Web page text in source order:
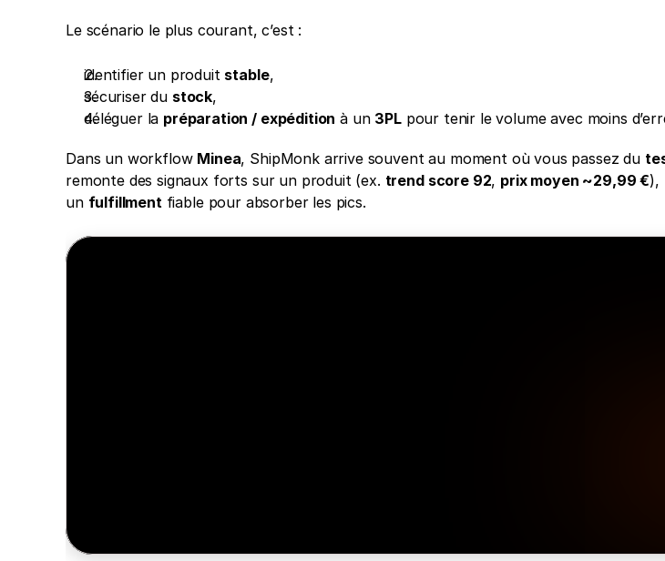
Le scénario le plus courant, c’est :
identifier un produit stable,
sécuriser du stock,
déléguer la préparation / expédition à un 3PL pour tenir le volume avec moins
Dans un workflow Minea, ShipMonk arrive souvent au moment où vous passez du
remonte des signaux forts sur un produit (ex. trend score 92, prix moyen ~29,99 €),
un fulfillment fiable pour absorber les pics.